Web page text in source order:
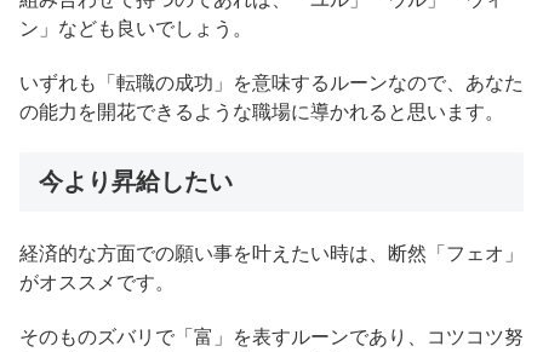
ン」なども良いでしょう。
いずれも「転職の成功」を意味するルーンなので、あなた
の能力を開花できるような職場に導かれると思います。
今より昇給したい
経済的な方面での願い事を叶えたい時は、断然「フェオ」
がオススメです。
そのものズバリで「富」を表すルーンであり、コツコツ努